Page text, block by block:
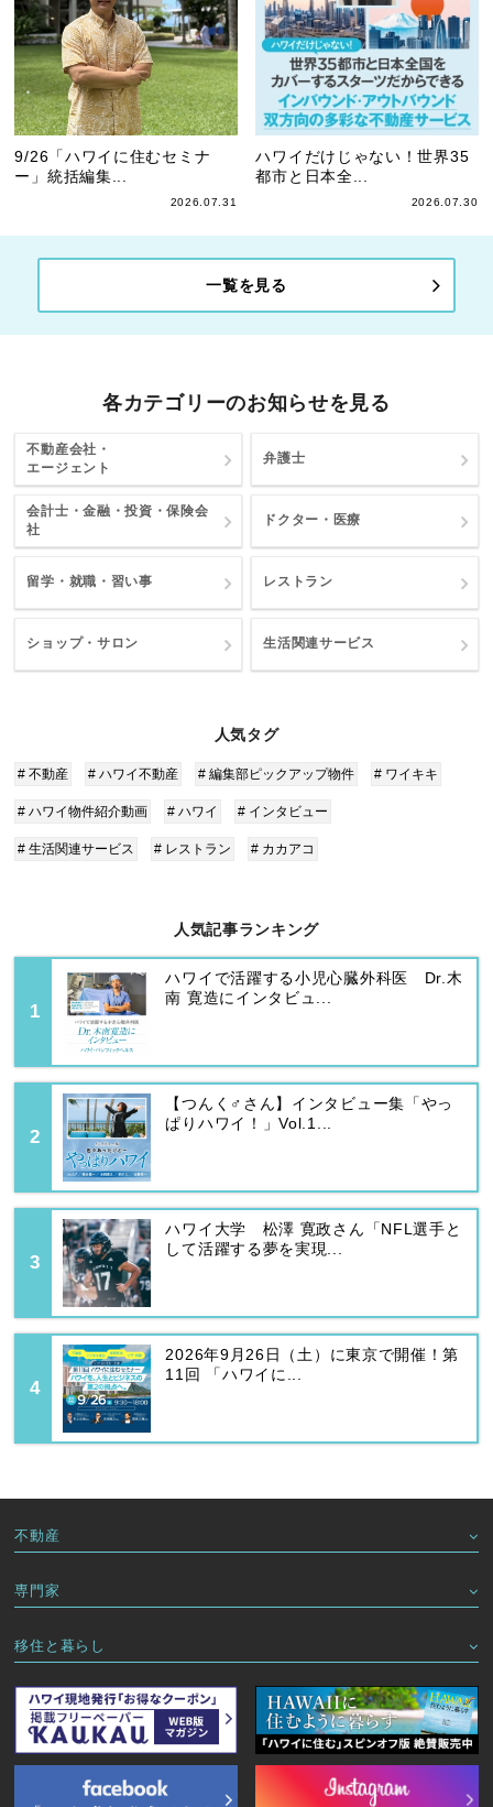
9/26「ハワイに住むセミナ
ー」統括編集...
2026.07.31
ハワイだけじゃない！世界35
都市と日本全...
2026.07.30
一覧を見る
各カテゴリーのお知らせを見る
不動産会社・
エージェント
弁護士
会計士・金融・投資・保険会
社
ドクター・医療
留学・就職・習い事 レストラン
ショップ・サロン 生活関連サービス
人気タグ
# 不動産 # ハワイ不動産 # 編集部ピックアップ物件 # ワイキキ
# ハワイ物件紹介動画 # ハワイ # インタビュー
# 生活関連サービス # レストラン # カカアコ
人気記事ランキング
ハワイで活躍する小児心臓外科医 Dr.木
南 寛造にインタビュ...
【つんく♂さん】インタビュー集「やっ
ぱりハワイ！」Vol.1...
ハワイ大学 松澤 寛政さん「NFL選手と
して活躍する夢を実現...
2026年9月26日（土）に東京で開催！第
11回 「ハワイに...
不動産
専門家
移住と暮らし